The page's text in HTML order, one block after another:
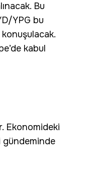
Bu
YPG bu
kabul
Ekonomideki
gündeminde